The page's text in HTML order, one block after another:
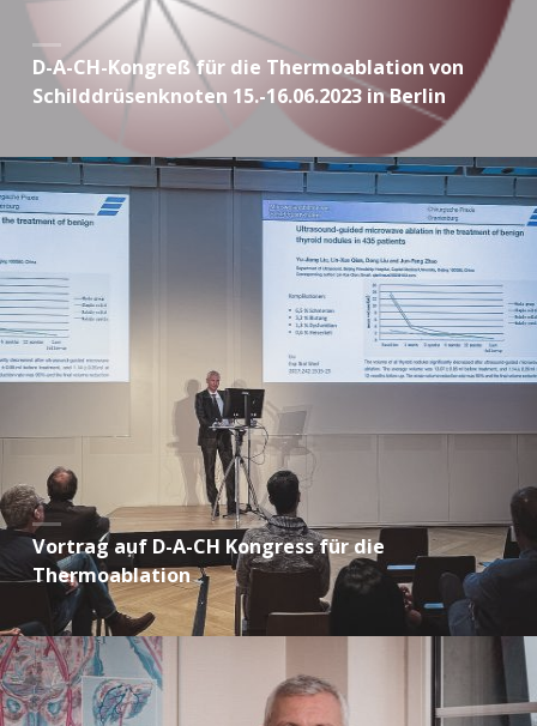
D-A-CH-Kongreß für die Thermoablation von
Schilddrüsenknoten 15.-16.06.2023 in Berlin
Vortrag auf D-A-CH Kongress für die
Thermoablation